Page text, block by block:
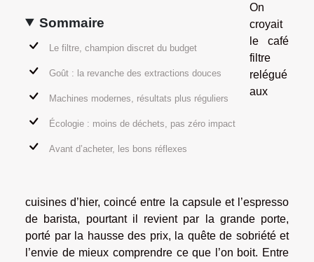
Sommaire
Le filtre, champion discret du budget
Goût : la revanche des extractions douces
Machines modernes, résultats plus réguliers
Écologie : moins de déchets, pas zéro impact
Avant d’acheter, les bons réflexes
On
croyait
le café
filtre
relégué
aux
cuisines d’hier, coincé entre la capsule et l’espresso
de barista, pourtant il revient par la grande porte,
porté par la hausse des prix, la quête de sobriété et
l’envie de mieux comprendre ce que l’on boit. Entre